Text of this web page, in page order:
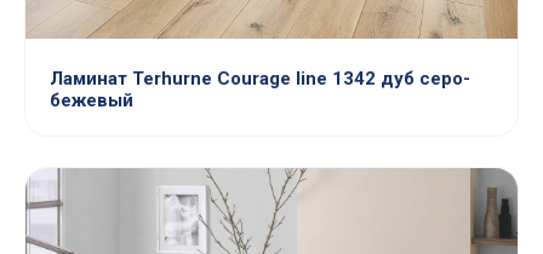
Ламинат Terhurne Courage line 1342 дуб серо-
бежевый